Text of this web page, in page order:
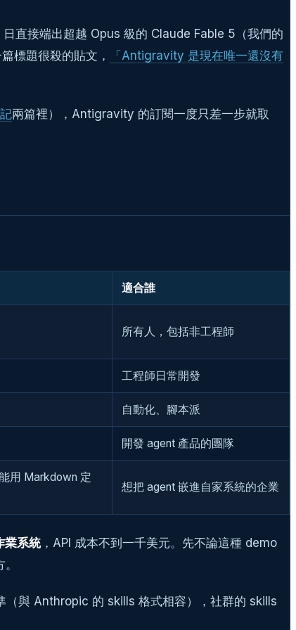
直接端出超越 Opus 級的 Claude Fable 5（我們的
標題很殺的貼文，
「Antigravity 是現在唯一還沒有
兩篇裡），Antigravity 的訂閱一度只差一步就取
適合誰
所有人，包括非工程師
工程師日常開發
自動化、腳本派
開發 agent 產品的團隊
用 Markdown 定
想把 agent 嵌進自家系統的企業
業系統，API 成本不到一千美元。先不論這種 demo
（與 Anthropic 的 skills 格式相容），社群的 skills